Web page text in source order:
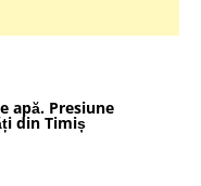
apă. Presiune
din Timiș